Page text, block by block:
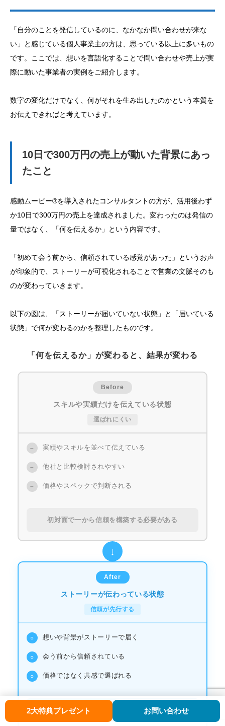
「自分のことを発信しているのに、なかなか問い合わせが来な
い」と感じている個人事業主の方は、思っている以上に多いもの
です。ここでは、想いを言語化することで問い合わせや売上が実
際に動いた事業者の実例をご紹介します。
数字の変化だけでなく、何がそれを生み出したのかという本質を
お伝えできればと考えています。
10日で300万円の売上が動いた背景にあっ
たこと
感動ムービー®を導入されたコンサルタントの方が、活用後わず
か10日で300万円の売上を達成されました。変わったのは発信の
量ではなく、「何を伝えるか」という内容です。
「初めて会う前から、信頼されている感覚があった」というお声
が印象的で、ストーリーが可視化されることで営業の文脈そのも
のが変わっていきます。
以下の図は、「ストーリーが届いていない状態」と「届いている
状態」で何が変わるのかを整理したものです。
「何を伝えるか」が変わると、結果が変わる
Before
スキルや実績だけを伝えている状態
選ばれにくい
– 実績やスキルを並べて伝えている
– 他社と比較検討されやすい
– 価格やスペックで判断される
初対面で一から信頼を構築する必要がある
After
ストーリーが伝わっている状態
信頼が先行する
○ 想いや背景がストーリーで届く
○ 会う前から信頼されている
○ 価格ではなく共感で選ばれる
初対面の時点で「お願いしたい」が生まれる
マイストーリー体験セッションのお申込はこちら
2大特典プレゼント お問い合わせ